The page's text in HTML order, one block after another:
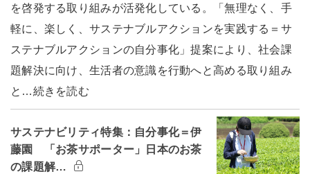
を啓発する取り組みが活発化している。「無理なく、手
軽に、楽しく、サステナブルアクションを実践する＝サ
ステナブルアクションの自分事化」提案により、社会課
題解決に向け、生活者の意識を行動へと高める取り組み
と…続きを読む
サステナビリティ特集：自分事化＝伊
藤園 「お茶サポーター」日本のお茶
の課題解…